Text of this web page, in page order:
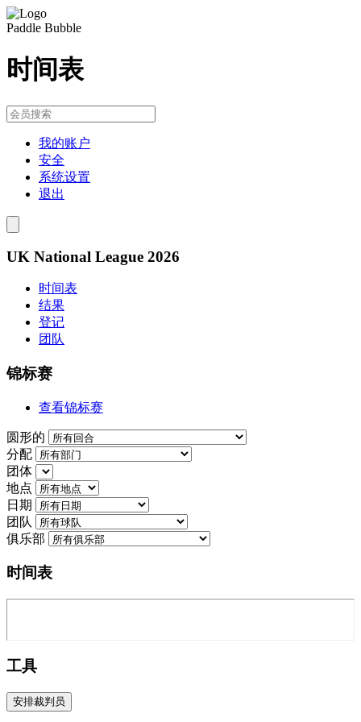
Paddle Bubble
时间表
我的账户
安全
系统设置
退出
UK National League 2026
时间表
结果
登记
团队
锦标赛
查看锦标赛
圆形的
分配
团体
地点
日期
团队
俱乐部
时间表
工具